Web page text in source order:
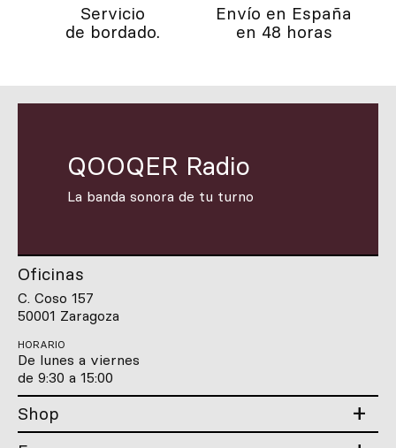
Servicio
de bordado.
Envío en España
en 48 horas
QOOQER Radio
La banda sonora de tu turno
Oficinas
C. Coso 157
50001 Zaragoza
HORARIO
De lunes a viernes
de 9:30 a 15:00
Shop